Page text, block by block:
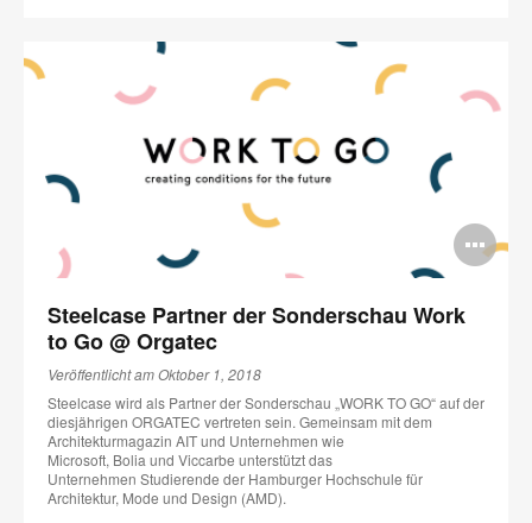
Steelcase Partner der Sonderschau Work
to Go @ Orgatec
Veröffentlicht am Oktober 1, 2018
Steelcase wird als Partner der Sonderschau „WORK TO GO“ auf der
diesjährigen ORGATEC vertreten sein. Gemeinsam mit dem
Architekturmagazin AIT und Unternehmen wie
Microsoft, Bolia und Viccarbe unterstützt das
Unternehmen Studierende der Hamburger Hochschule für
Architektur, Mode und Design (AMD).